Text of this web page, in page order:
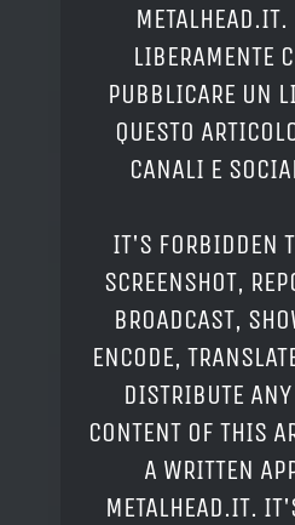
METALHEAD.IT.
LIBERAMENTE
PUBBLICARE UN
QUESTO
CANALI E
IT'S FORBIDDEN
SCREENSHOT,
BROADCAST,
ENCODE,
DISTRIBUTE
CONTENT OF THIS
A WRITTEN
METALHEAD.IT.